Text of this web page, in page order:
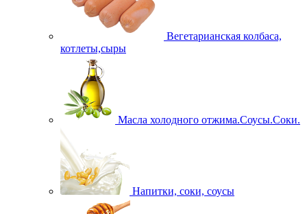
Вегетарианская колбаса,
котлеты,сыры
Масла холодного отжима.Соусы.Соки.
Напитки, соки, соусы